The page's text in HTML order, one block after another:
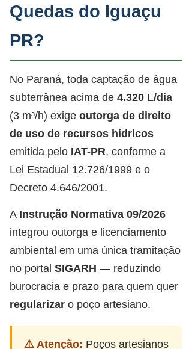
Quedas do Iguaçu
PR?
No Paraná, toda captação de água
subterrânea acima de 4.320 L/dia
(3 m³/h) exige outorga de direito
de uso de recursos hídricos
emitida pelo IAT-PR, conforme a
Lei Estadual 12.726/1999 e o
Decreto 4.646/2001.
A Instrução Normativa 09/2026
integrou outorga e licenciamento
ambiental em uma única tramitação
no portal SIGARH — reduzindo
burocracia e prazo para quem quer
regularizar o poço artesiano.
⚠️ Atenção: Poços artesianos